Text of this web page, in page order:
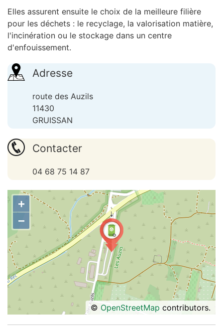
Elles assurent ensuite le choix de la meilleure filière
pour les déchets : le recyclage, la valorisation matière,
l'incinération ou le stockage dans un centre
d'enfouissement.
Adresse
route des Auzils
11430
GRUISSAN
Contacter
04 68 75 14 87
+
−
© OpenStreetMap contributors.